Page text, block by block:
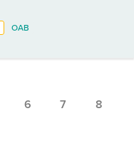
OAB
6 7 8